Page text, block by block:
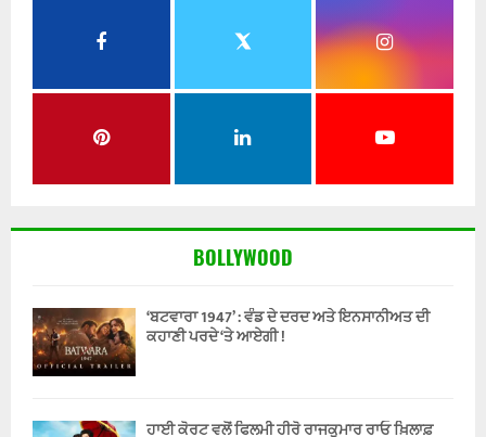
BOLLYWOOD
‘ਬਟਵਾਰਾ 1947’ : ਵੰਡ ਦੇ ਦਰਦ ਅਤੇ ਇਨਸਾਨੀਅਤ ਦੀ
ਕਹਾਣੀ ਪਰਦੇ ‘ਤੇ ਆਏਗੀ !
ਹਾਈ ਕੋਰਟ ਵਲੋਂ ਫਿਲਮੀ ਹੀਰੋ ਰਾਜਕੁਮਾਰ ਰਾਓ ਖ਼ਿਲਾਫ਼